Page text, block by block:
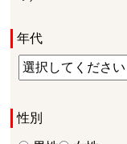
年代
性別